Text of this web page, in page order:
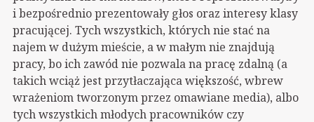
i bezpośrednio prezentowały głos oraz interesy klasy
pracującej. Tych wszystkich, których nie stać na
najem w dużym mieście, a w małym nie znajdują
pracy, bo ich zawód nie pozwala na pracę zdalną (a
takich wciąż jest przytłaczająca większość, wbrew
wrażeniom tworzonym przez omawiane media), albo
tych wszystkich młodych pracowników czy